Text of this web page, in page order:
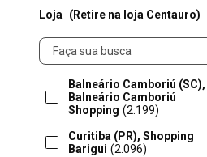
Loja (Retire na loja Centauro)
Loja
Balneário Camboriú (SC),
Balneário Camboriú
Shopping (2.199)
Curitiba (PR), Shopping
Barigui (2.096)